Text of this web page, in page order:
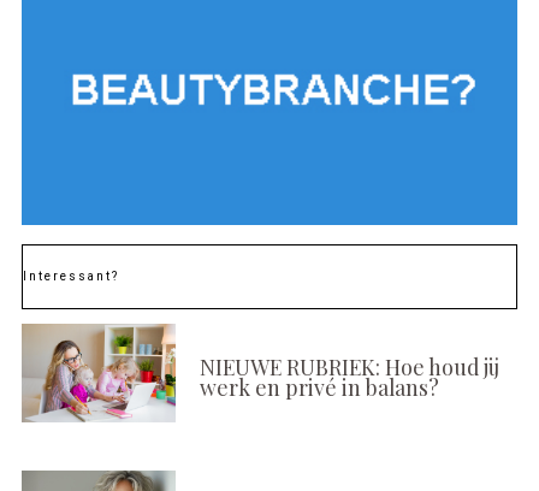
Interessant?
NIEUWE RUBRIEK: Hoe houd jij
werk en privé in balans?